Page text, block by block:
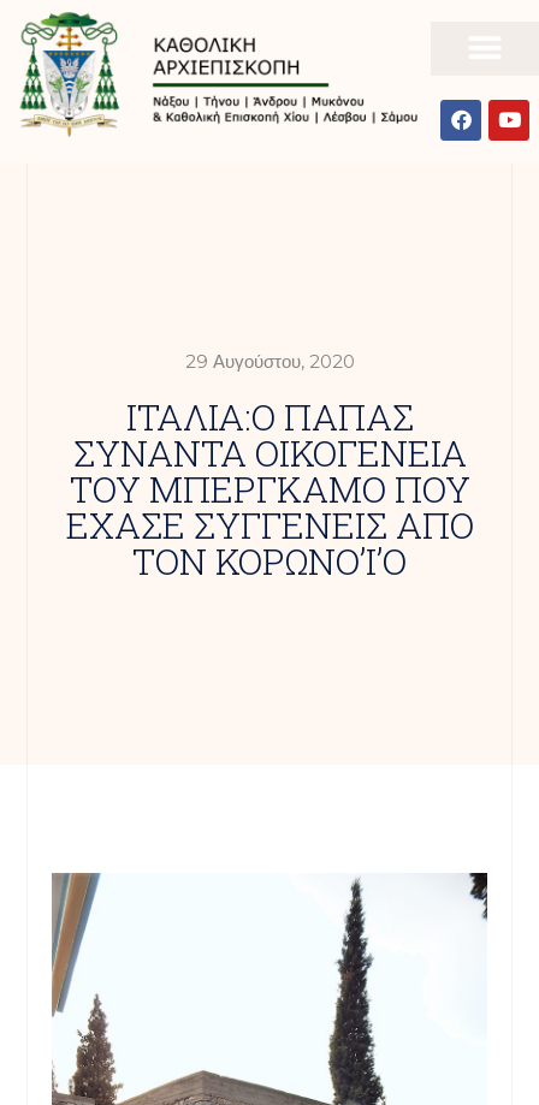
29 Αυγούστου, 2020
ΙΤΑΛΙΑ:Ο ΠΑΠΑΣ
ΣΥΝΑΝΤΑ ΟΙΚΟΓΕΝΕΙΑ
ΤΟΥ ΜΠΕΡΓΚΑΜΟ ΠΟΥ
ΕΧΑΣΕ ΣΥΓΓΕΝΕΙΣ ΑΠΟ
ΤΟΝ ΚΟΡΩΝΟ’Ι’Ο